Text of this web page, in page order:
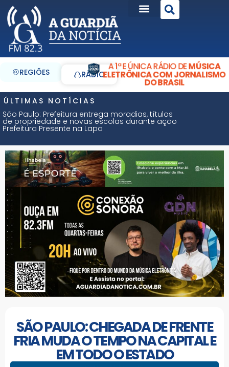
REGIÕES RÁDIO
A 1ª E ÚNICA RÁDIO DEMÚSICA
ELETRÔNICA COM JORNALISMO
DO BRASIL
ÚLTIMAS NOTÍCIAS
São Paulo: Prefeitura entrega moradias, títulos
de propriedade e novas escolas durante ação
Prefeitura Presente na Lapa
SÃO PAULO: CHEGADA DE FRENTE
FRIA MUDA O TEMPO NA CAPITAL E
EM TODO O ESTADO